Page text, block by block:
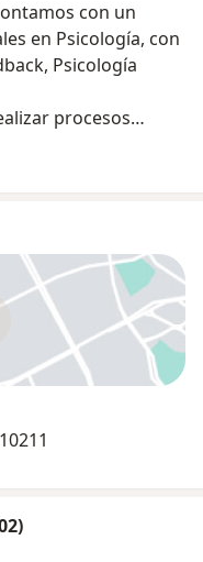
con un
en Psicología, con
Psicología
procesos
terapeutas,
bienestar de las